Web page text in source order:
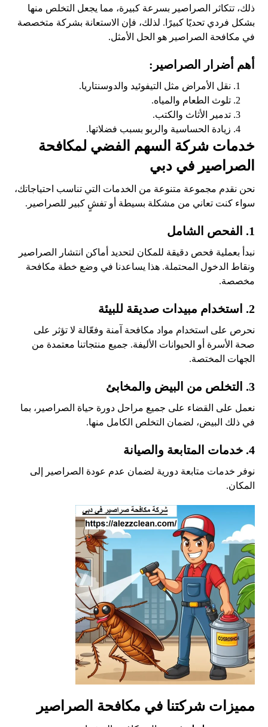
ذلك، تتكاثر الصراصير بسرعة كبيرة، مما يجعل التخلص منها
بشكل فردي تحديًا كبيرًا. لذلك، فإن الاستعانة بشركة متخصصة
في مكافحة الصراصير هو الحل الأمثل.
أهم أضرار الصراصير:
نقل الأمراض مثل التيفوئيد والدوسنتاريا.
تلوث الطعام والمياه.
تدمير الأثاث والكتب.
زيادة الحساسية والربو بسبب فضلاتها.
خدمات شركة السهم الفضي لمكافحة
الصراصير في دبي
نحن نقدم مجموعة متنوعة من الخدمات التي تناسب احتياجاتك،
سواء كنت تعاني من مشكلة بسيطة أو تفشٍ كبير للصراصير.
1. الفحص الشامل
نبدأ بعملية فحص دقيقة للمكان لتحديد أماكن انتشار الصراصير
ونقاط الدخول المحتملة. هذا يساعدنا في وضع خطة مكافحة
مخصصة.
2. استخدام مبيدات صديقة للبيئة
نحرص على استخدام مواد مكافحة آمنة وفعّالة لا تؤثر على
صحة الأسرة أو الحيوانات الأليفة. جميع منتجاتنا معتمدة من
الجهات المختصة.
3. التخلص من البيض والمخابئ
نعمل على القضاء على جميع مراحل دورة حياة الصراصير، بما
في ذلك البيض، لضمان التخلص الكامل منها.
4. خدمات المتابعة والصيانة
نوفر خدمات متابعة دورية لضمان عدم عودة الصراصير إلى
المكان.
مميزات شركتنا في مكافحة الصراصير